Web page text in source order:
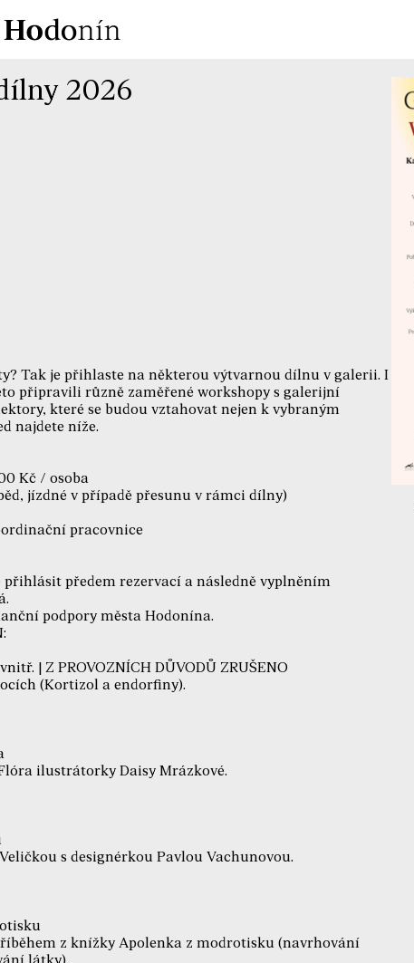
2026
Tak je přihlaste na některou výtvarnou dílnu v galerii. I
připravili různě zaměřené workshopy s galerijní
které se budou vztahovat nejen k vybraným
najdete níže.
Kč / osoba
jízdné v případě přesunu v rámci dílny)
pracovnice
předem rezervací a následně vyplněním
podpory města Hodonína.
| Z PROVOZNÍCH DŮVODŮ ZRUŠENO
(Kortizol a endorfiny).
ilustrátorky Daisy Mrázkové.
s designérkou Pavlou Vachunovou.
z knížky Apolenka z modrotisku (navrhování